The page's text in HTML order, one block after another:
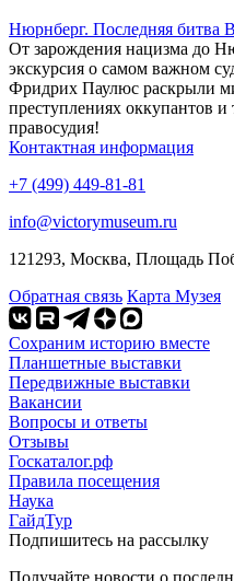
Нюрнберг. Последняя битва
От зарождения нацизма до
экскурсия о самом важном
Фридрих Паулюс раскрыли
преступлениях оккупантов
правосудия!
Контактная информация
+7 (499) 449-81-81
info@victorymuseum.ru
121293, Москва, Площадь
Обратная связь Карта Музея
Сохраним историю вместе
Планшетные выставки
Передвижные выставки
Вакансии
Вопросы и ответы
Отзывы
Госкаталог.рф
Правила посещения
Наука
ГайдТур
Подпишитесь на рассылку
Получайте новости о